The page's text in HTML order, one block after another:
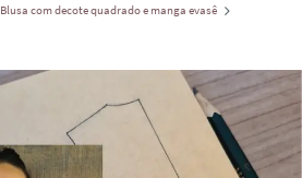
Blusa com decote quadrado e manga evasê